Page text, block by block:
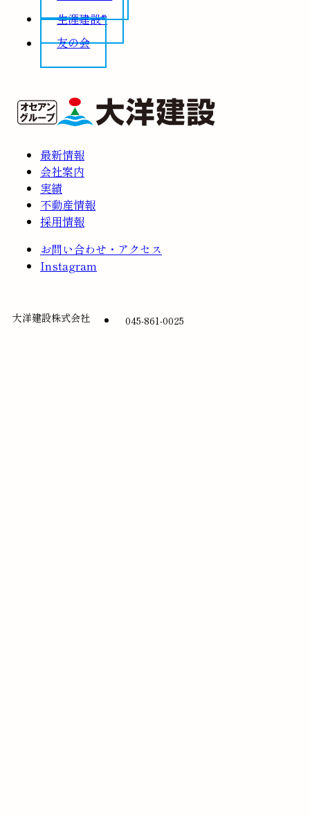
生涯建設®
友の会
最新情報
会社案内
実績
不動産情報
採用情報
お問い合わせ・アクセス
Instagram
大洋建設株式会社 045-861-0025